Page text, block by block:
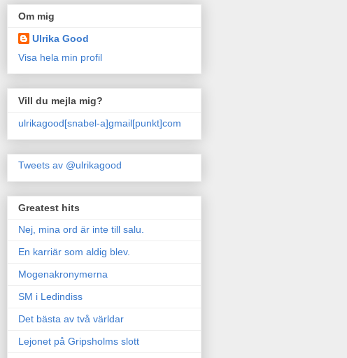
Om mig
Ulrika Good
Visa hela min profil
Vill du mejla mig?
ulrikagood[snabel-a]gmail[punkt]com
Tweets av @ulrikagood
Greatest hits
Nej, mina ord är inte till salu.
En karriär som aldig blev.
Mogenakronymerna
SM i Ledindiss
Det bästa av två världar
Lejonet på Gripsholms slott